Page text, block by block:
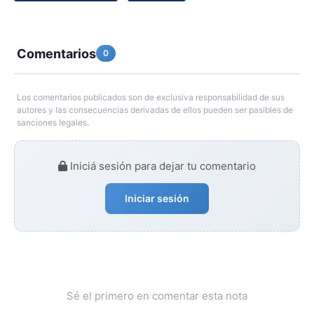
Comentarios 0
Los comentarios publicados son de exclusiva responsabilidad de sus
autores y las consecuencias derivadas de ellos pueden ser pasibles de
sanciones legales.
Iniciá sesión para dejar tu comentario
Iniciar sesión
Sé el primero en comentar esta nota